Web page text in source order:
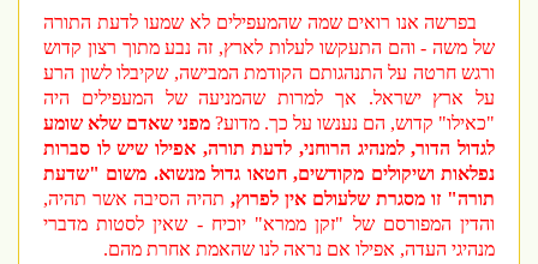
בפרשה אנו רואים שמה שהמעפילים לא שמעו לדעת התורה
של משה - והם התעקשו לעלות לארץ, זה נבע מתוך רצון קדוש
ורגש חרטה על התנהגותם הקודמת המבישה, שקיבלו לשון הרע
על ארץ ישראל. אך למרות שהמניעה של המעפילים היה
"כאילו" קדוש, הם נענשו על כך. מדוע?מפני שאדם שלא שומע
לגדול הדור, למנהיג הרוחני, לדעת תורה, אפילו שיש לו סברות
נפלאות ושיקולים מקודשים, חטאו גדול מנשוא. משום "שדעת
תורה" זו מסגרת שלעולם אין לפרוץ,תהיה הסיבה אשר תהיה,
והדין המפורסם של "זקן ממרא" יוכיח - שאין לסטות מדברי
מנהיגי העדה, אפילו אם נראה לנו שהאמת אחרת מהם.